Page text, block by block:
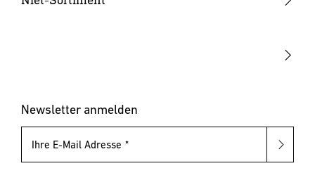
Blindnietmuttern
Newsletter anmelden
Ihre E-Mail Adresse